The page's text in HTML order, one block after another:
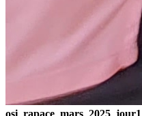
osi_rapace_mars_2025_jour1